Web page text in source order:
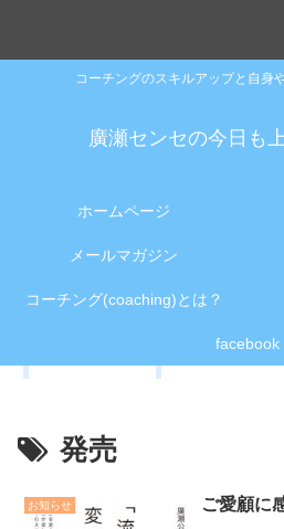
コーチングのスキルアップと自身
廣瀬センセの今日も
ホームページ
メールマガジン
コーチング(coaching)とは？
facebook
発売
お知らせ ご愛顧に